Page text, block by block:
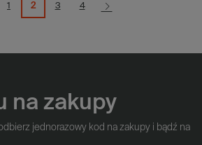
1 2 3 4
na zakupy
jednorazowy kod na zakupy i bądź na